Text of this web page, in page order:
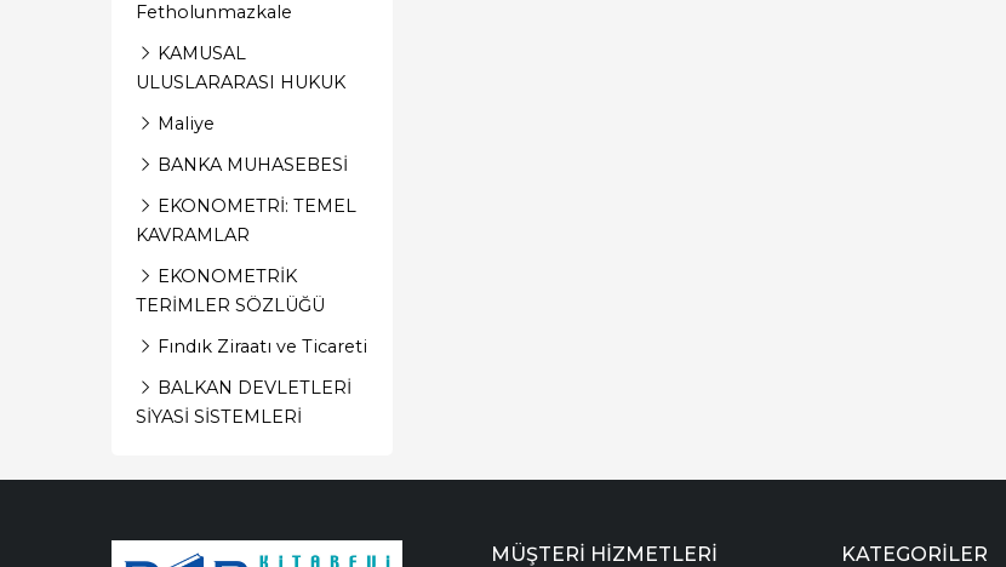
Fetholunmazkale
KAMUSAL
ULUSLARARASI HUKUK
Maliye
BANKA MUHASEBESİ
EKONOMETRİ: TEMEL
KAVRAMLAR
EKONOMETRİK
TERİMLER SÖZLÜĞÜ
Fındık Ziraatı ve Ticareti
BALKAN DEVLETLERİ
SİYASİ SİSTEMLERİ
MÜŞTERI HIZMETLERI KATEGORILER